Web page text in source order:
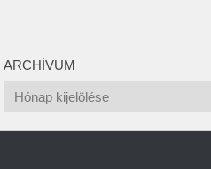
ARCHÍVUM
Archívum